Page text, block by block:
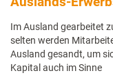
Im Ausland gearbeitet
selten werden
Ausland gesandt, um
Kapital auch im Sinne